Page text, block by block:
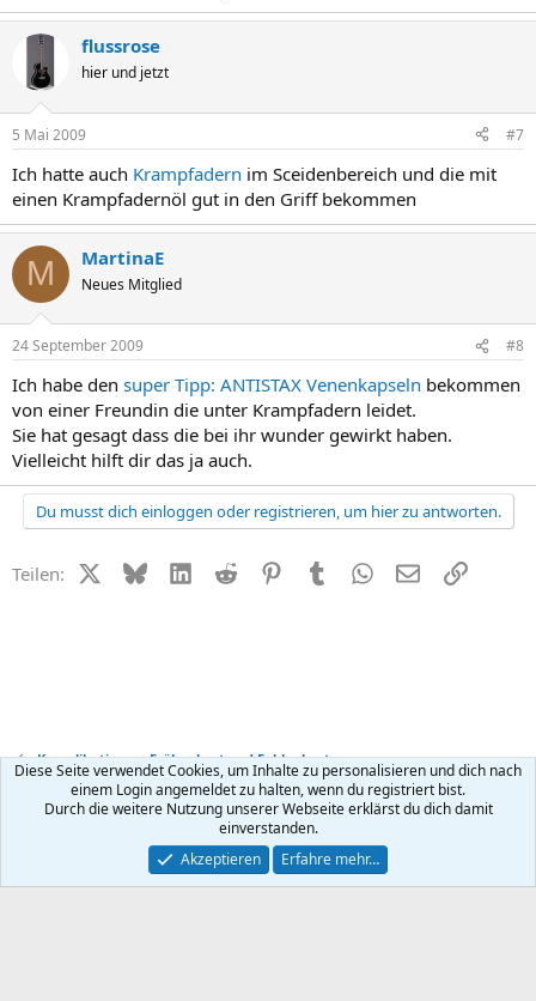
flussrose
hier und jetzt
5 Mai 2009 #7
Ich hatte auch Krampfadern im Sceidenbereich und die mit
einen Krampfadernöl gut in den Griff bekommen
M MartinaE
Neues Mitglied
24 September 2009 #8
Ich habe den super Tipp: ANTISTAX Venenkapseln bekommen
von einer Freundin die unter Krampfadern leidet.
Sie hat gesagt dass die bei ihr wunder gewirkt haben.
Vielleicht hilft dir das ja auch.
Du musst dich einloggen oder registrieren, um hier zu antworten.
Teilen: X (Twitter)
BlueskyLinkedIn
Reddit PinterestTumblr WhatsApp
E-MailLink
Komplikationen, Frühgeburt und Fehlgeburt
Kontakt Nutzungsbedingungen Datenschutz Hilfe
R
Community platform by XenForo ® © 2010-2026 XenForo Ltd.
Diese Seite verwendet Cookies, um Inhalte zu personalisieren und dich nach
einem Login angemeldet zu halten, wenn du registriert bist.
Durch die weitere Nutzung unserer Webseite erklärst du dich damit
einverstanden.
Akzeptieren
Erfahre mehr…